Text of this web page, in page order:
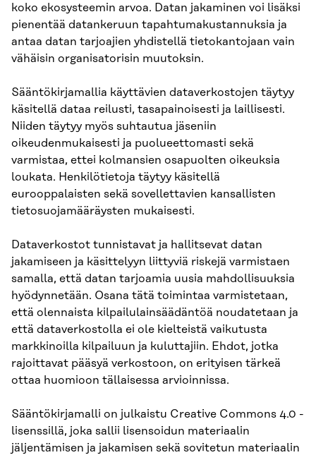
koko ekosysteemin arvoa. Datan jakaminen voi lisäksi
pienentää datankeruun tapahtumakustannuksia ja
antaa datan tarjoajien yhdistellä tietokantojaan vain
vähäisin organisatorisin muutoksin.
Sääntökirjamallia käyttävien dataverkostojen täytyy
käsitellä dataa reilusti, tasapainoisesti ja laillisesti.
Niiden täytyy myös suhtautua jäseniin
oikeudenmukaisesti ja puolueettomasti sekä
varmistaa, ettei kolmansien osapuolten oikeuksia
loukata. Henkilötietoja täytyy käsitellä
eurooppalaisten sekä sovellettavien kansallisten
tietosuojamääräysten mukaisesti.
Dataverkostot tunnistavat ja hallitsevat datan
jakamiseen ja käsittelyyn liittyviä riskejä varmistaen
samalla, että datan tarjoamia uusia mahdollisuuksia
hyödynnetään. Osana tätä toimintaa varmistetaan,
että olennaista kilpailulainsäädäntöä noudatetaan ja
että dataverkostolla ei ole kielteistä vaikutusta
markkinoilla kilpailuun ja kuluttajiin. Ehdot, jotka
rajoittavat pääsyä verkostoon, on erityisen tärkeä
ottaa huomioon tällaisessa arvioinnissa.
Sääntökirjamalli on julkaistu Creative Commons 4.0 -
lisenssillä, joka sallii lisensoidun materiaalin
jäljentämisen ja jakamisen sekä sovitetun materiaalin